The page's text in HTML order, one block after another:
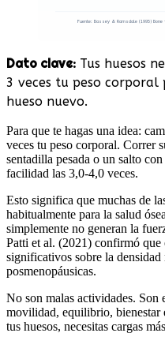
Fuente: Bassey & Ramsdale (1995)
Dato clave: Tus huesos
3 veces tu peso
hueso nuevo.
Para que te hagas una idea:
veces tu peso corporal. Correr
sentadilla pesada o un salto
facilidad las 3,0-4,0 veces.
Esto significa que muchas de
habitualmente para la salud
simplemente no generan la
Patti et al. (2021) confirmó que
significativos sobre la densidad
posmenopáusicas.
No son malas actividades. Son
movilidad, equilibrio, bienestar
tus huesos, necesitas cargas